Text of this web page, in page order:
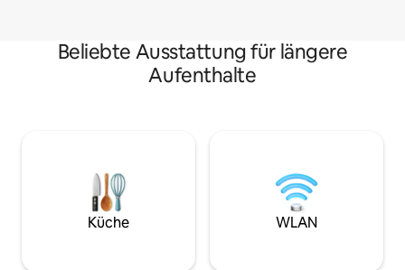
Beliebte Ausstattung für längere
Aufenthalte
Küche WLAN